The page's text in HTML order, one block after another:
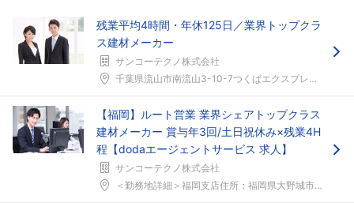
残業平均4時間・年休125日／業界トップクラ
ス建材メーカー
サンコーテクノ株式会社
千葉県流山市南流山3-10-7つくばエクスプレス・...
【福岡】ルート営業 業界シェアトップクラス
建材メーカー 賞与年3回/土日祝休み×残業4H
程【dodaエージェントサービス 求人】
サンコーテクノ株式会社
＜勤務地詳細＞福岡支店住所：福岡県大野城市御笠川4...